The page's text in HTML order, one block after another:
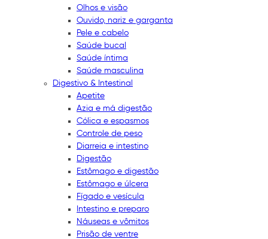
Olhos e visão
Ouvido, nariz e garganta
Pele e cabelo
Saúde bucal
Saúde íntima
Saúde masculina
Digestivo & Intestinal
Apetite
Azia e má digestão
Cólica e espasmos
Controle de peso
Diarreia e intestino
Digestão
Estômago e digestão
Estômago e úlcera
Fígado e vesícula
Intestino e preparo
Náuseas e vômitos
Prisão de ventre